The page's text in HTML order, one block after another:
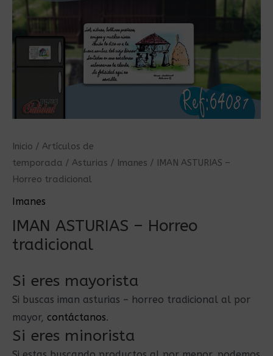
Inicio / Artículos de
temporada / Asturias / Imanes / IMAN ASTURIAS –
Horreo tradicional
Imanes
IMAN ASTURIAS – Horreo
tradicional
Si eres mayorista
Si buscas iman asturias – horreo tradicional al por
mayor, contáctanos.
Si eres minorista